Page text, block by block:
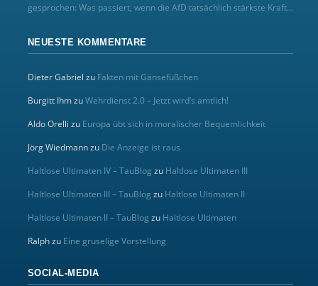
gesprochen: Was passiert, wenn die AfD tatsächlich stärkste Kraft...
NEUESTE KOMMENTARE
Dieter Gabriel zu Fakten mit Gänsefüßchen
Burgitt IhmzuWehrdienst 2.0 – Jetzt wird’s amtlich!
Aldo Orelli zu Europa übt sich in moralischer Bequemlichkeit
Jörg Wiedmannzu Die Anzeige ist raus
Haltlose Ultimaten IV – TauBlog zu Haltlose Ultimaten III
Haltlose Ultimaten III – TauBlog zu Haltlose Ultimaten II
Haltlose Ultimaten II – TauBlog zu Haltlose Ultimaten
Ralphzu Eine gruselige Vorstellung
SOCIAL-MEDIA